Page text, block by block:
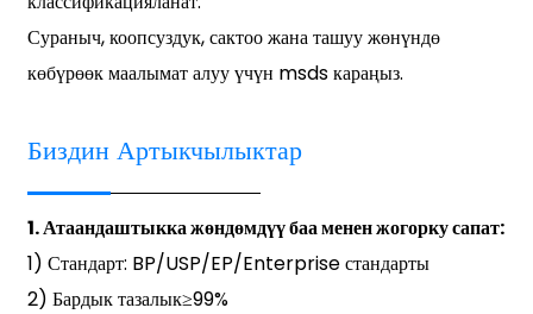
Сураныч, коопсуздук, сактоо жана ташуу жөнүндө
көбүрөөк маалымат алуу үчүн msds караңыз.
Биздин Артыкчылыктар
1. Атаандаштыкка жөндөмдүү баа менен жогорку сапат:
1) Стандарт: BP/USP/EP/Enterprise стандарты
2) Бардык тазалык≥99%